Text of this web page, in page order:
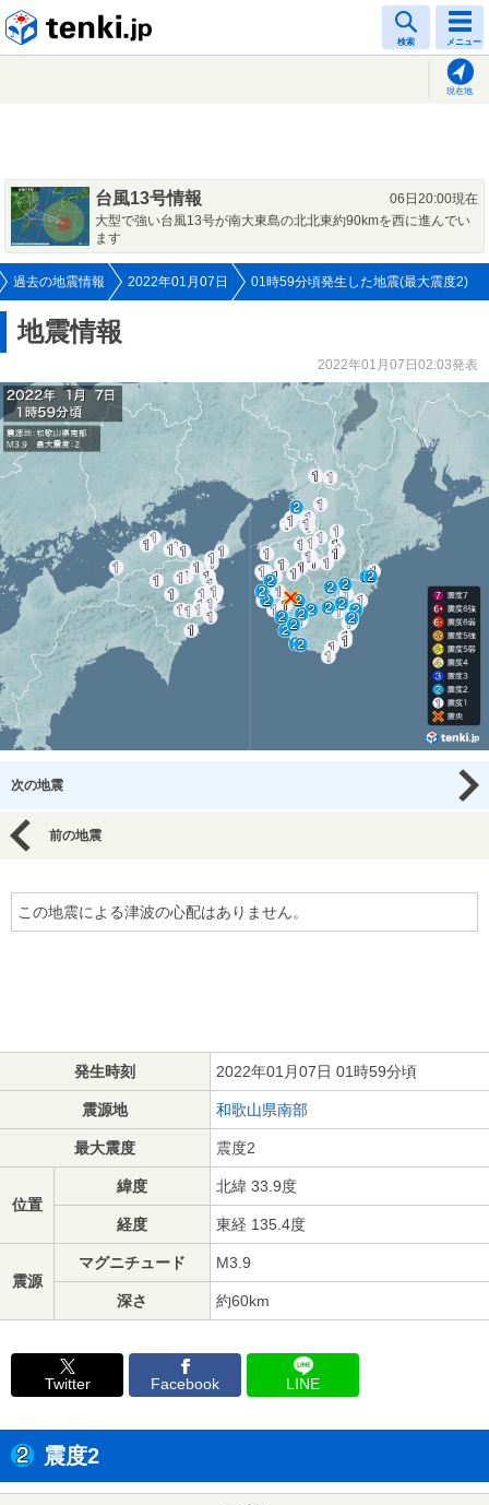
検索 メニュー
現在地
台風13号情報
06日20:00現在
大型で強い台風13号が南大東島の北北東約90kmを西に進んでい
ます
過去の地震情報 2022年01月07日 01時59分頃発生した地震(最大震度2)
地震情報
2022年01月07日02:03発表
次の地震
前の地震
この地震による津波の心配はありません。
発生時刻 2022年01月07日 01時59分頃
震源地 和歌山県南部
最大震度 震度2
位置
緯度 北緯 33.9度
経度 東経 135.4度
震源
マグニチュード M3.9
深さ 約60km
Twitter Facebook LINE
震度2